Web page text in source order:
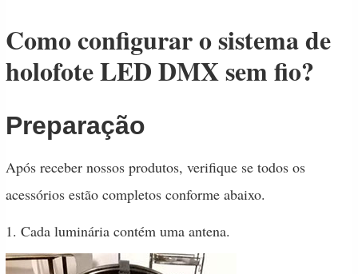
Como configurar o sistema de
holofote LED DMX sem fio?
Preparação
Após receber nossos produtos, verifique se todos os
acessórios estão completos conforme abaixo.
1. Cada luminária contém uma antena.